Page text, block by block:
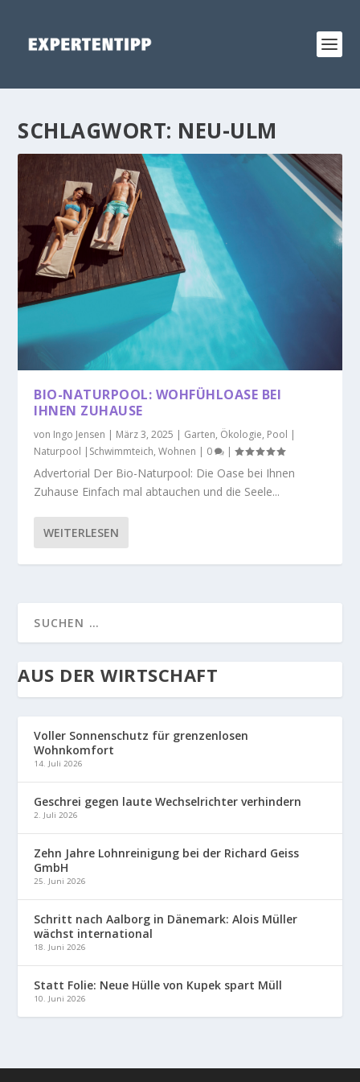
SCHLAGWORT: NEU-ULM
BIO-NATURPOOL: WOHFÜHLOASE BEI
IHNEN ZUHAUSE
von Ingo Jensen | März 3, 2025 | Garten, Ökologie, Pool |
Naturpool |Schwimmteich,Wohnen | 0 |
Advertorial Der Bio-Naturpool: Die Oase bei Ihnen
Zuhause Einfach mal abtauchen und die Seele...
WEITERLESEN
AUS DER WIRTSCHAFT
Voller Sonnenschutz für grenzenlosen
Wohnkomfort
14. Juli 2026
Geschrei gegen laute Wechselrichter verhindern
2. Juli 2026
Zehn Jahre Lohnreinigung bei der Richard Geiss
GmbH
25. Juni 2026
Schritt nach Aalborg in Dänemark: Alois Müller
wächst international
18. Juni 2026
Statt Folie: Neue Hülle von Kupek spart Müll
10. Juni 2026